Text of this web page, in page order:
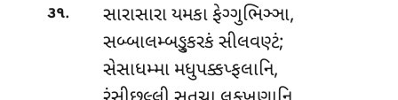
૩૧.
સારાસારા યમકા ફેગ્ગુભિઞ્ઞા,
સબ્બાલમ્બઙ્કુરકં સીલવણ્ટં;
સેસાધમ્મા મધુપક્કપ્ફલાનિ,